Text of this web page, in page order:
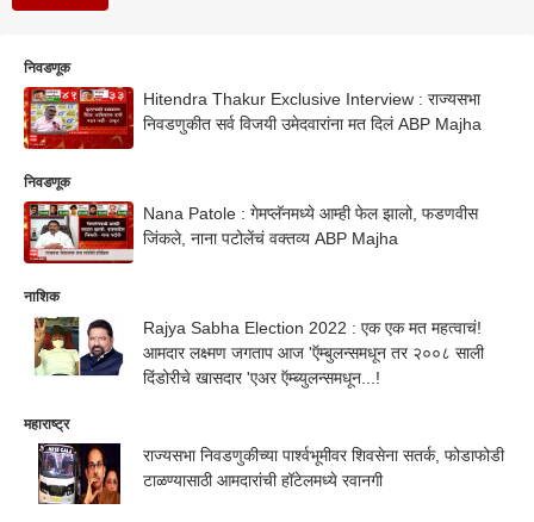
निवडणूक
Hitendra Thakur Exclusive Interview : राज्यसभा
निवडणुकीत सर्व विजयी उमेदवारांना मत दिलं ABP Majha
निवडणूक
Nana Patole : गेमप्लॅनमध्ये आम्ही फेल झालो, फडणवीस
जिंकले, नाना पटोलेंचं वक्तव्य ABP Majha
नाशिक
Rajya Sabha Election 2022 : एक एक मत महत्वाचं!
आमदार लक्ष्मण जगताप आज 'ऍम्बुलन्समधून तर २००८ साली
दिंडोरीचे खासदार 'एअर ऍम्ब्युलन्समधून...!
महाराष्ट्र
राज्यसभा निवडणुकीच्या पार्श्वभूमीवर शिवसेना सतर्क, फोडाफोडी
टाळण्यासाठी आमदारांची हॉटेलमध्ये रवानगी